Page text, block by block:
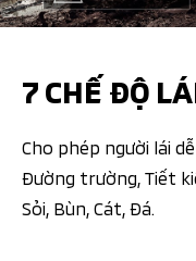
7 CHẾ ĐỘ
Cho phép người lái
Đường trường, Tiết
Sỏi, Bùn, Cát, Đá.​